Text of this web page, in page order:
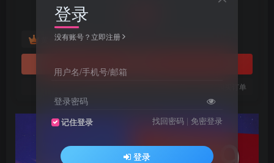
黄金会员免费
您当前未登录！建议登陆后购买，可保存购买订单
登录
没有账号？立即注册
用户名/手机号/邮箱
登录密码
记住登录 找回密码 | 免密登录
登录